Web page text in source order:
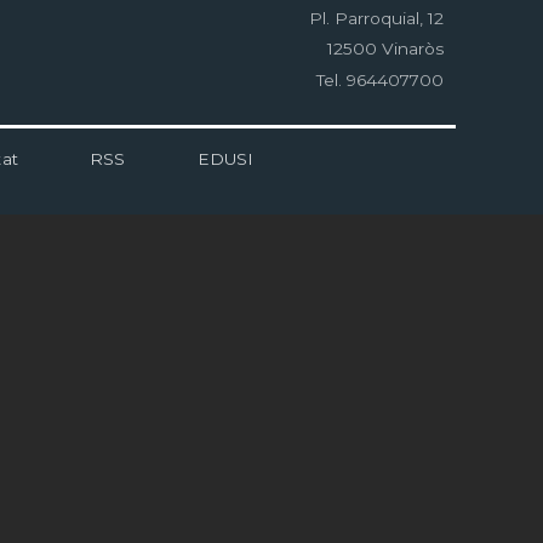
Pl. Parroquial, 12
12500 Vinaròs
Tel. 964407700
RSS EDUSI